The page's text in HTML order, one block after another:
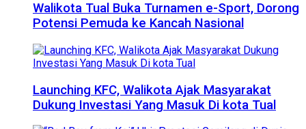
Walikota Tual Buka Turnamen e-Sport, Dorong
Potensi Pemuda ke Kancah Nasional
Launching KFC, Walikota Ajak Masyarakat
Dukung Investasi Yang Masuk Di kota Tual